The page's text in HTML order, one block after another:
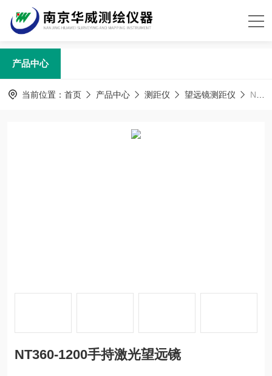
产品中心
当前位置： 首页 产品中心 测距仪 望远镜测距仪 NT360-1200手持激光望远镜
NT360-1200手持激光望远镜